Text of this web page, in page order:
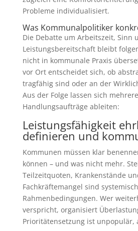
Probleme individualisiert.
Was Kommunalpolitiker
Die Debatte um Arbeitszeit, Sinn
Leistungsbereitschaft bleibt
nicht in kommunale Praxis
vor Ort entscheidet sich, ob
tragfähig sind oder an der
Aus der Folge lassen sich
Handlungsaufträge ableiten:
Leistungsfähigkeit
definieren und
Kommunen müssen klar
können – und was nicht mehr.
Teilzeitquoten, Krankenstände
Fachkräftemangel sind
Rahmenbedingungen. Wer
verspricht, organisiert
Prioritätensetzung ist unpopulär,